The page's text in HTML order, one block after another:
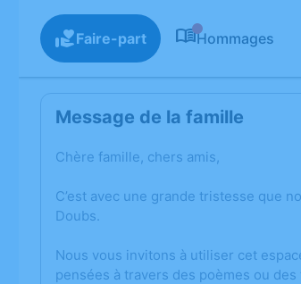
Faire-part Hommages
Message de la famille
Chère famille, chers amis,
C’est avec une grande tristesse que
Doubs.
Nous vous invitons à utiliser cet
pensées à travers des poèmes ou